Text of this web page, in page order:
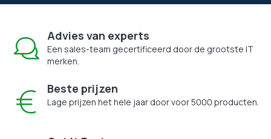
Advies van experts
Een sales-team gecertificeerd door de grootste IT
merken.
Beste prijzen
Lage prijzen het hele jaar door voor 5000 producten.